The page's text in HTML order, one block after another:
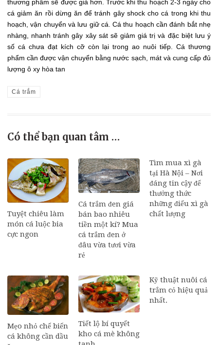
thương phẩm sẽ được giá hơn. Trước khi thu hoạch 2-3 ngày cho
cá giảm ăn rồi dừng ăn để tránh gây shock cho cá trong khi thu
hoạch, vận chuyển và lưu giữ cá. Cá thu hoạch cần đánh bắt nhẹ
nhàng, nhanh tránh gây xây sát sẽ giảm giá trị và đặc biệt lưu ý
số cá chưa đạt kích cỡ còn lại trong ao nuôi tiếp. Cá thương
phẩm cần được vận chuyển bằng nước sạch, mát và cung cấp đủ
lượng ô xy hòa tan
Cá trắm
Có thể bạn quan tâm …
Tuyệt chiêu làm
món cá luộc bia
cực ngon
Cá trắm đen giá
bán bao nhiêu
tiền một kí? Mua
cá trắm đen ở
đâu vừa tươi vừa
rẻ
Tìm mua xì gà
tại Hà Nội – Nơi
đáng tin cậy để
thưởng thức
những điếu xì gà
chất lượng
Mẹo nhỏ chế biến
cá không cần dầu
Tiết lộ bí quyết
kho cá mè không
Kỹ thuật nuôi cá
trắm cỏ hiệu quả
nhất.